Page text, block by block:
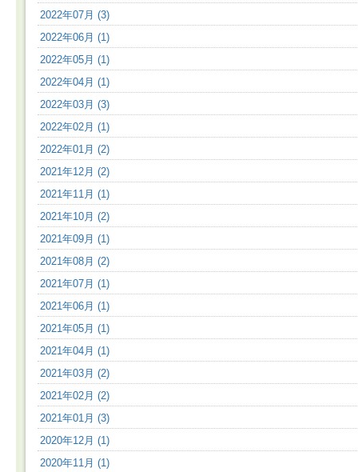
2022年07月 (3)
2022年06月 (1)
2022年05月 (1)
2022年04月 (1)
2022年03月 (3)
2022年02月 (1)
2022年01月 (2)
2021年12月 (2)
2021年11月 (1)
2021年10月 (2)
2021年09月 (1)
2021年08月 (2)
2021年07月 (1)
2021年06月 (1)
2021年05月 (1)
2021年04月 (1)
2021年03月 (2)
2021年02月 (2)
2021年01月 (3)
2020年12月 (1)
2020年11月 (1)